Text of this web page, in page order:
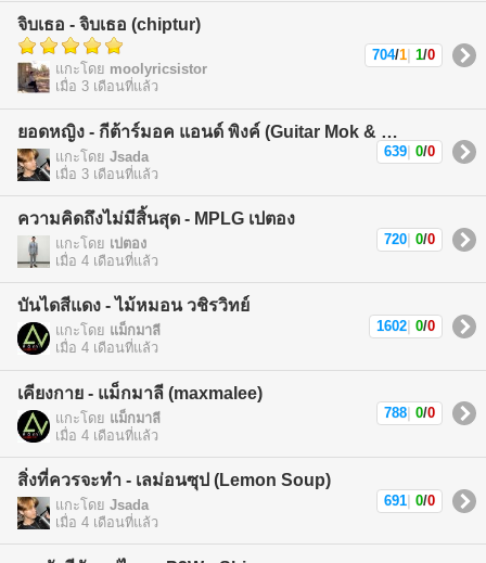
จิบเธอ - จิบเธอ (chiptur)
แกะโดย moolyricsistor
เมื่อ 3 เดือนที่แล้ว
704/1 1/0
ยอดหญิง - กีต้าร์มอค แอนด์ พิงค์ (Guitar Mok & Pink)
แกะโดย Jsada
เมื่อ 3 เดือนที่แล้ว
639 0/0
ความคิดถึงไม่มีสิ้นสุด - MPLG เปตอง
แกะโดย เปตอง
เมื่อ 4 เดือนที่แล้ว
720 0/0
บันไดสีแดง - ไม้หมอน วชิรวิทย์
แกะโดย แม็กมาลี
เมื่อ 4 เดือนที่แล้ว
1602 0/0
เคียงกาย - แม็กมาลี (maxmalee)
แกะโดย แม็กมาลี
เมื่อ 4 เดือนที่แล้ว
788 0/0
สิ่งที่ควรจะทำ - เลม่อนซุป (Lemon Soup)
แกะโดย Jsada
เมื่อ 4 เดือนที่แล้ว
691 0/0